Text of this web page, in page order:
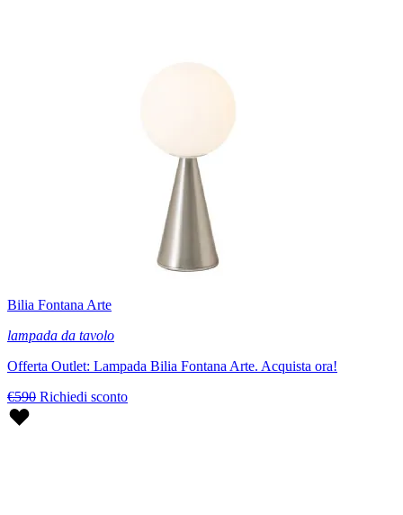
Bilia Fontana Arte
lampada da tavolo
Offerta Outlet: Lampada Bilia Fontana Arte. Acquista ora!
€590 Richiedi sconto